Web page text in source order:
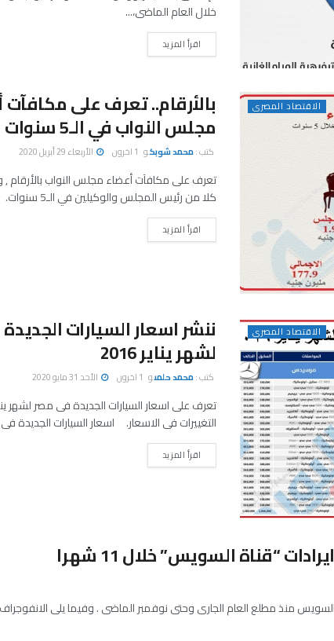
خلال العام الماضى،...
اقرأ المزيد
الاقتصاد المصرى بالأرقام.. تعرف على
مجلس النواب في الـ5 سنوات
كتب :محمد شوبكو 1 اخرون الأربعاء 29 أبريل 2020
تعرف على مكافآت أعضاء مجلس النواب بالأرقام
كلا من رئيس المجلس والوكيلين في الـ5 سنوات. مكافأت...
اقرأ المزيد
الاقتصاد المصرى ننشر اسعار السيارات
لشهر يناير 2016
كتب :محمد حلمىو 1 اخرون الأحد 31 مايو 2020
تعرف على اسعار السيارات الجديدة فى مصر لشهر
التغييرات فى الاسعار. اسعار السيارات الجديدة
اقرأ المزيد
الاقتصاد المصرى
السويس منذ مطلع العام الجارى وحتى نوفمبر الماضى . وفيما يلى